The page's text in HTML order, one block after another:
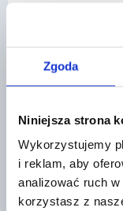
Zgoda
Niniejsza strona
Wykorzystujemy
i reklam, aby
analizować ruch
korzystasz z
skutki działań
komornika.
✓Plan
z długów